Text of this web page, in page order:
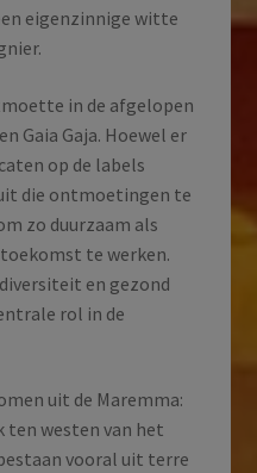
eigenzinnige witte
in de afgelopen
Gaia Gaja. Hoewel er
op de labels
die ontmoetingen te
zo duurzaam als
te werken.
en gezond
rol in de
uit de Maremma:
westen van het
vooral uit terre